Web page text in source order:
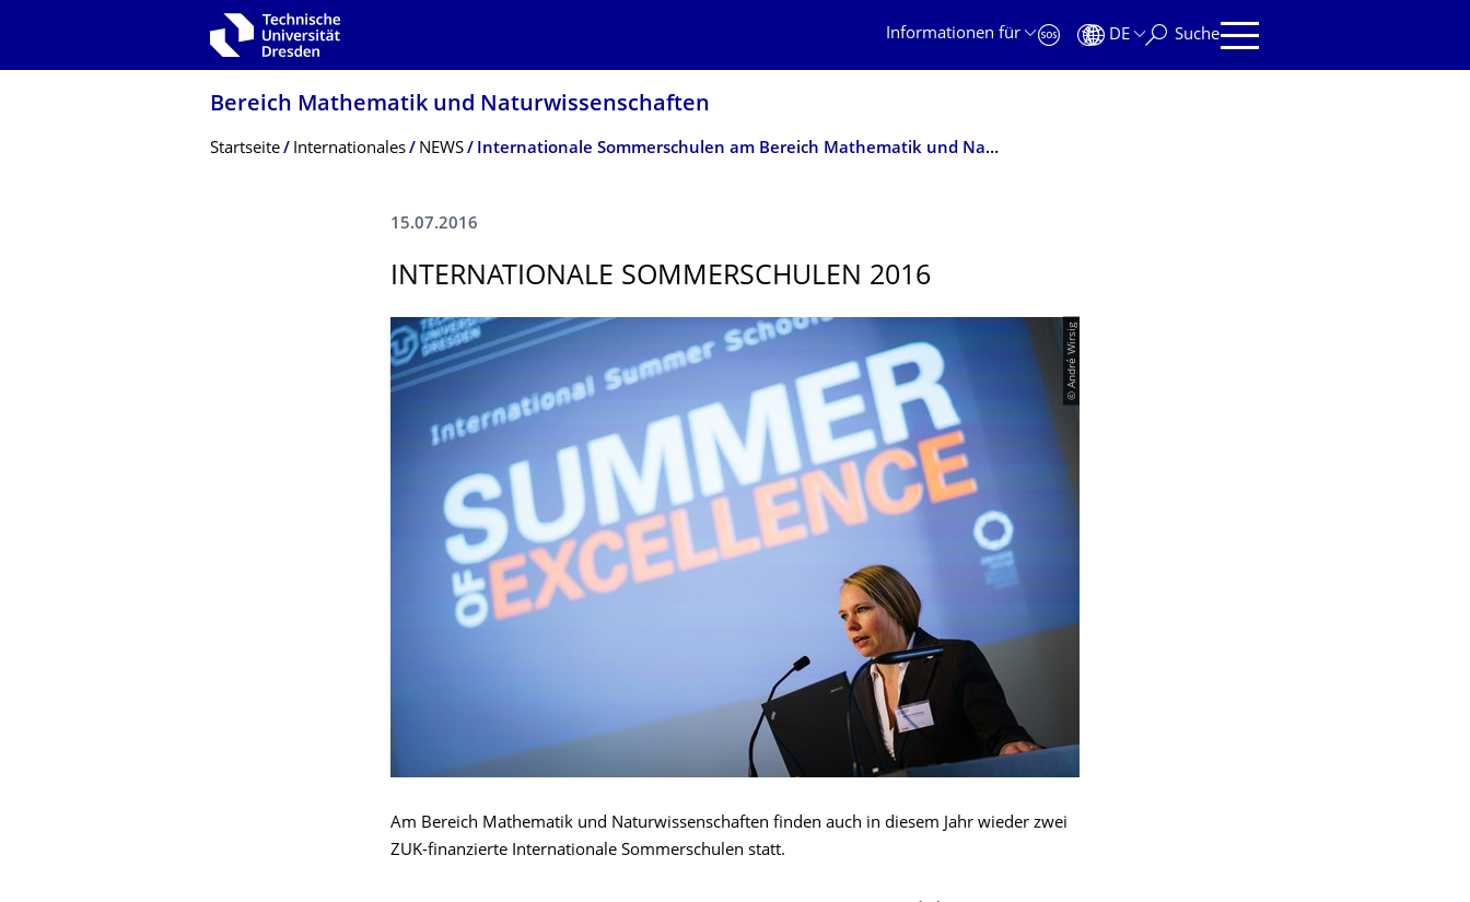
Zur Hauptnavigation springen
Informationen für
DE Suche
Bereich Mathematik und Natur­wissen­schaften
Breadcrumb-Menü
Startseite Internationales NEWS Internationale Sommerschulen am Bereich Mathematik und Naturwissenschaften 2016
15.07.2016
INTERNATIONALE SOMMERSCHULEN 2016
© André Wirsig
Am Bereich Mathematik und Naturwissenschaften finden auch in diesem Jahr wieder zwei
ZUK-finanzierte Internationale Sommerschulen statt.